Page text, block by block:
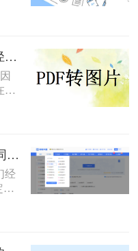
？
帮
PDF转图片免费方案：4种途径的免费额度和隐藏限制！
日
以
为
式
PDF转JPG按场景选方法：合同、图纸、证件照分别用哪种！
经
内